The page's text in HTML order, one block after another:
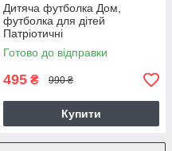
Дитяча футболка Дом,
футболка для дітей
Патріотичні
Готово до відправки
495 ₴ 990 ₴
Купити